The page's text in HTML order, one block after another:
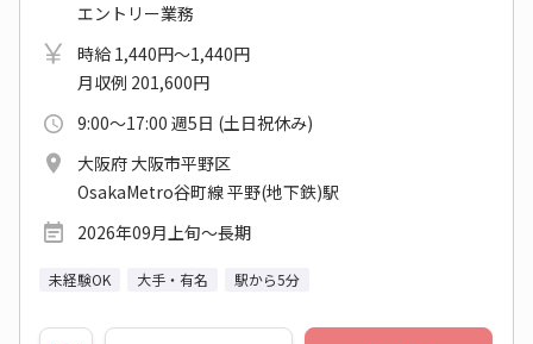
エントリー業務
時給 1,440円～1,440円
月収例 201,600円
9:00～17:00 週5日 (土日祝休み)
大阪府 大阪市平野区
OsakaMetro谷町線 平野(地下鉄)駅
2026年09月上旬～長期
未経験OK 大手・有名 駅から5分